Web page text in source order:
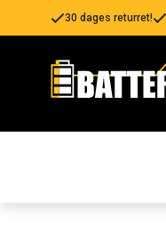
30 dages returret!